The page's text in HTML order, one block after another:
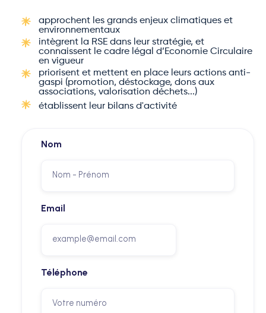
Nom
Email
Téléphone
approchent les grands enjeux climatiques et
environnementaux
intègrent la RSE dans leur stratégie, et
connaissent le cadre légal d’Economie Circulaire
en vigueur
priorisent et mettent en place leurs actions anti-
gaspi (promotion, déstockage, dons aux
associations, valorisation déchets...)
établissent leur bilans d'activité